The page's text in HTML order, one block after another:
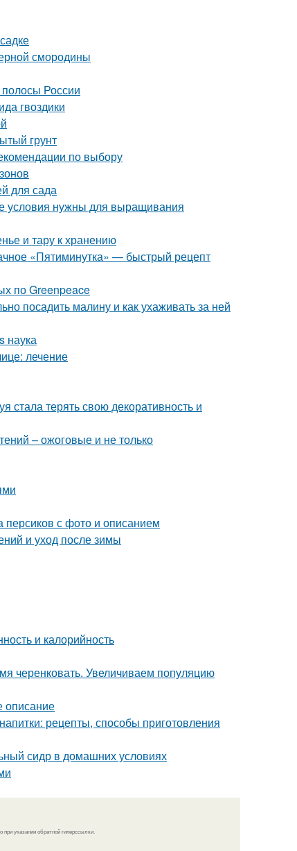
смородины
России
гвоздики
грунт
по выбору
для сада
условия нужны для выращивания
и тару к хранению
«Пятиминутка» — быстрый рецепт
по Greenpeace
посадить малину и как ухаживать за ней
наука
лечение
стала терять свою декоративность и
– ожоговые и не только
персиков с фото и описанием
и уход после зимы
и калорийность
черенковать. Увеличиваем популяцию
описание
рецепты, способы приготовления
сидр в домашних условиях
при указании обратной гиперссылки.